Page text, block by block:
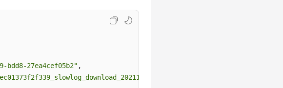
bdd8-27ea4cef05b2" ,